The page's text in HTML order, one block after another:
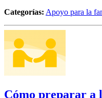
Categorías: Apoyo para la
Cómo preparar a